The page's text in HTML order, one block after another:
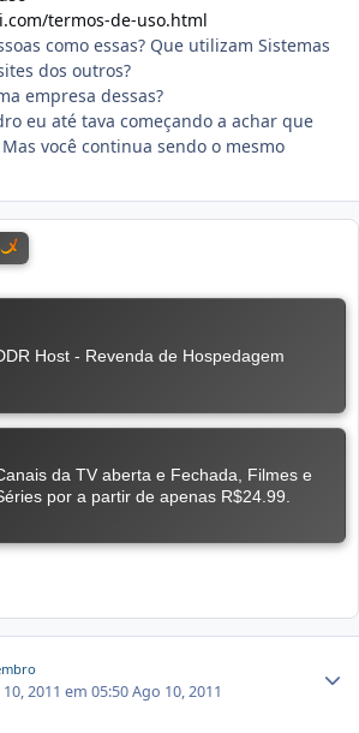
termos-de-uso.html
como essas? Que utilizam Sistemas
dos outros?
empresa dessas?
eu até tava começando a achar que
você continua sendo o mesmo
2011 em 05:50Ago 10, 2011